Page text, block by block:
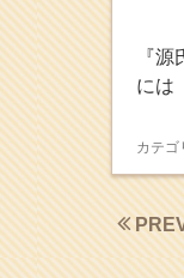
『
には
カテゴ